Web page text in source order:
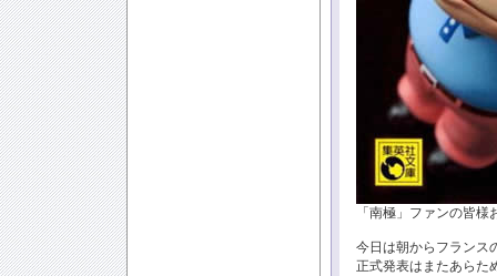
「南極」ファンの皆
今日は朝からフランス
正式発表はまたあらた